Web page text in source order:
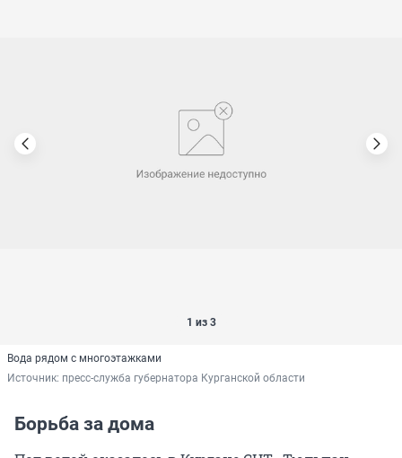
1 из 3
Вода рядом с многоэтажками
Источник: пресс-служба губернатора Курганской области
Борьба за дома